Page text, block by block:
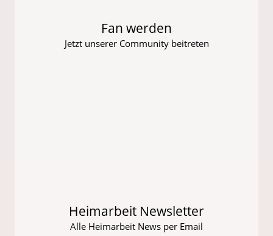
Fan werden
Jetzt unserer Community beitreten
Heimarbeit Newsletter
Alle Heimarbeit News per Email